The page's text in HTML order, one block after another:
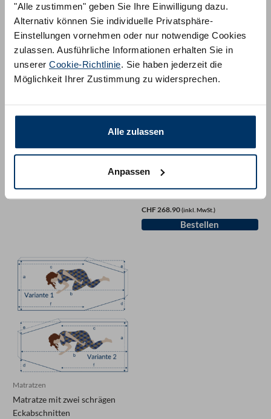
"Alle zustimmen" geben Sie Ihre Einwilligung dazu.
Alternativ können Sie individuelle Privatsphäre-
Einstellungen vornehmen oder nur notwendige Cookies
zulassen. Ausführliche Informationen erhalten Sie in
unserer Cookie-Richtlinie. Sie haben jederzeit die
Möglichkeit Ihrer Zustimmung zu widersprechen.
Alle zulassen
Anpassen
Matratze mit einer Schräge
CHF 268.90(inkl. MwSt.)
Matratzen
Matratze mit zwei schrägen
Eckabschnitten